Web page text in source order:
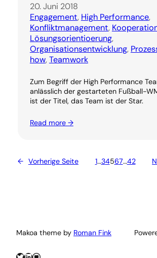
20. Juni 2018
Engagement, High Performance,
Konfliktmanagement,
Lösungsorientioerung,
Organisationsentwicklung,
how, Teamwork
Zum Begriff der High Performance
anlässlich der gestarteten Fußball-
ist der Titel, das Team ist der Star.
Read more →
← Vorherige Seite 1…34567…42
Makoa theme by Roman Fink